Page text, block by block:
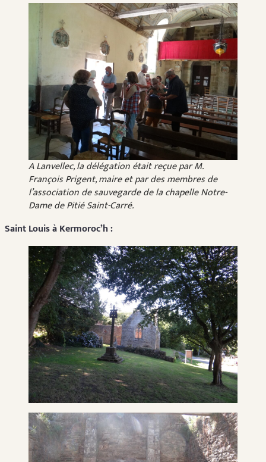
A Lanvellec, la délégation était reçue par M.
François Prigent, maire et par des membres de
l’association de sauvegarde de la chapelle Notre-
Dame de Pitié Saint-Carré.
Saint Louis à Kermoroc’h :